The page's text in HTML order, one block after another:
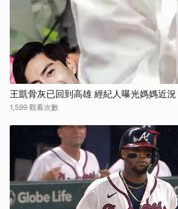
王凱骨灰已回到高雄 經紀人曝光媽媽近況
1,599 觀看次數
取消